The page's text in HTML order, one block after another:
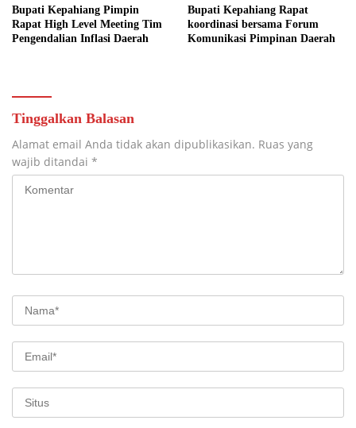
Bupati Kepahiang Pimpin
Rapat High Level Meeting Tim
Pengendalian Inflasi Daerah
Bupati Kepahiang Rapat
koordinasi bersama Forum
Komunikasi Pimpinan Daerah
Tinggalkan Balasan
Alamat email Anda tidak akan dipublikasikan. Ruas yang
wajib ditandai *